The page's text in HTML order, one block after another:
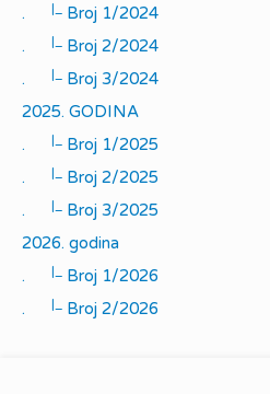
.
|_
Broj 1/2024
.
|_
Broj 2/2024
.
|_
Broj 3/2024
2025. GODINA
.
|_
Broj 1/2025
.
|_
Broj 2/2025
.
|_
Broj 3/2025
2026. godina
.
|_
Broj 1/2026
.
|_ Broj 2/2026